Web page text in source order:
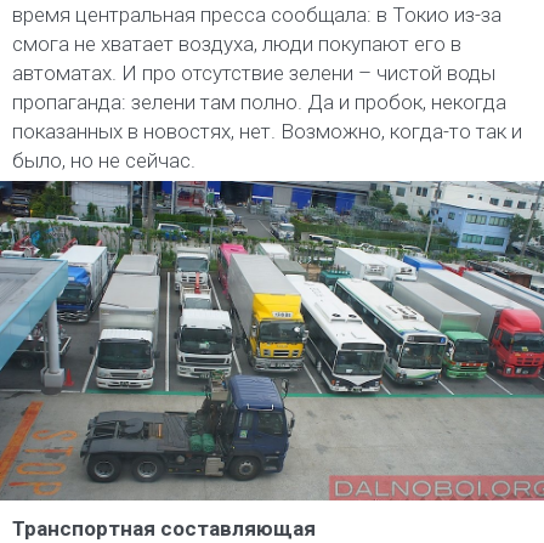
время центральная пресса сообщала: в Токио из-за
смога не хватает воздуха, люди покупают его в
автоматах. И про отсутствие зелени – чистой воды
пропаганда: зелени там полно. Да и пробок, некогда
показанных в новостях, нет. Возможно, когда-то так и
было, но не сейчас.
Транспортная составляющая